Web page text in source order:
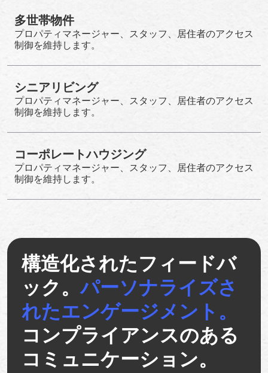
多世帯物件
プロパティマネージャー、スタッフ、居住者のアクセス
制御を維持します。
シニアリビング
プロパティマネージャー、スタッフ、居住者のアクセス
制御を維持します。
コーポレートハウジング
プロパティマネージャー、スタッフ、居住者のアクセス
制御を維持します。
構造化されたフィードバ
ック。パーソナライズさ
れたエンゲージメント。
コンプライアンスのある
コミュニケーション。